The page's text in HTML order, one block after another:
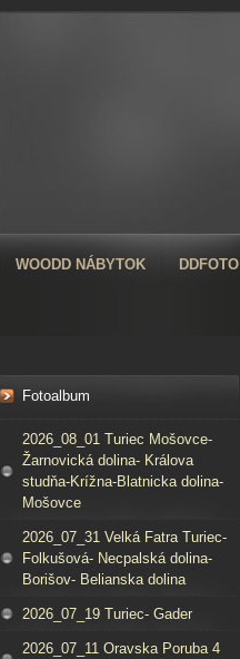
WOODD NÁBYTOK DDFOTO
Fotoalbum
2026_08_01 Turiec Mošovce-
Žarnovická dolina- Králova
studňa-Krížna-Blatnicka dolina-
Mošovce
2026_07_31 Velká Fatra Turiec-
Folkušová- Necpalská dolina-
Borišov- Belianska dolina
2026_07_19 Turiec- Gader
2026_07_11 Oravska Poruba 4